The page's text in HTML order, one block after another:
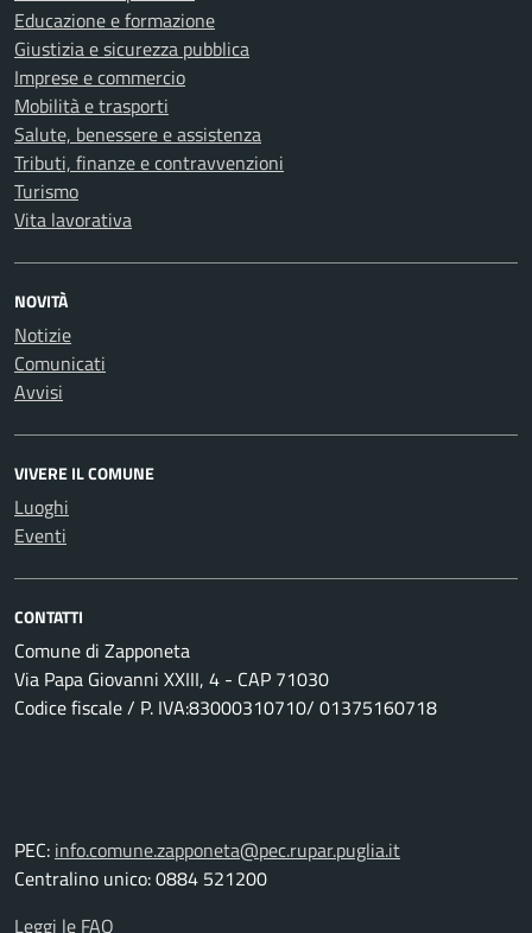
Educazione e formazione
Giustizia e sicurezza pubblica
Imprese e commercio
Mobilità e trasporti
Salute, benessere e assistenza
Tributi, finanze e contravvenzioni
Turismo
Vita lavorativa
NOVITÀ
Notizie
Comunicati
Avvisi
VIVERE IL COMUNE
Luoghi
Eventi
CONTATTI
Comune di Zapponeta
Via Papa Giovanni XXIII, 4 - CAP 71030
Codice fiscale / P. IVA:83000310710/ 01375160718
PEC: info.comune.zapponeta@pec.rupar.puglia.it
Centralino unico: 0884 521200
Leggi le FAQ